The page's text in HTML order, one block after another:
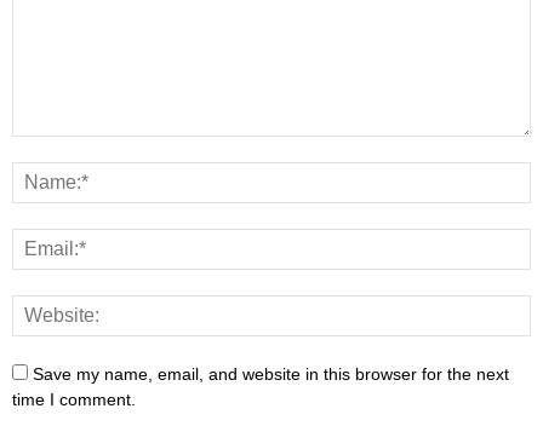
Save my name, email, and website in this browser for the next
time I comment.